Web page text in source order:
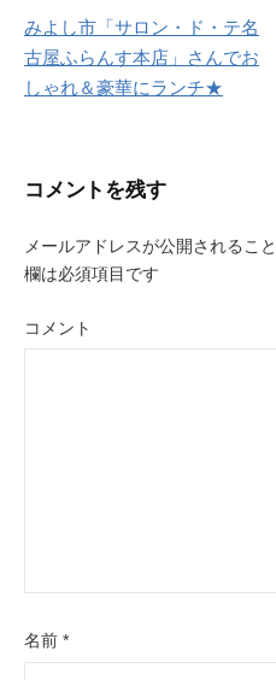
投
稿
ビ
ゲ
ー
シ
みよし市「サロン・ド・テ名
古屋ふらんす本店」さんでお
しゃれ＆豪華にランチ★
コメントを残す
メールアドレスが公開されるこ
欄は必須項目です
コメント
名前 *